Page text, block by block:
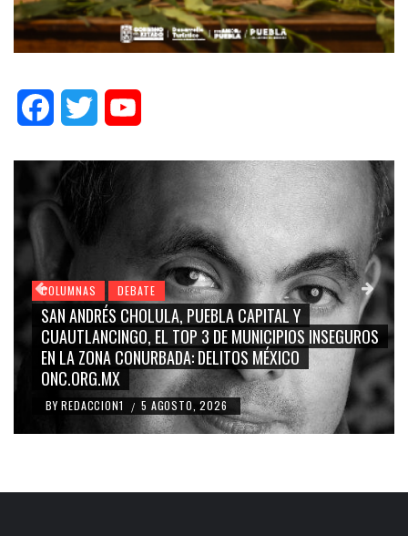
FacebookTwitter
COLUMNAS DEBATE
GRACE PALOMARES, NAY SALVATORI, SERGIO MAYER,
CARMEN SALINAS “LA CORCHOLATA”, CUAUHTÉMOC
BLANCO, SILVIA PINAL: LA TRIVIALIZACIÓN Y
RIDICULIZACIÓN DE LA REPRESENTACIÓN CIUDADANA
BY REDACCION1 / 4 AGOSTO, 2026